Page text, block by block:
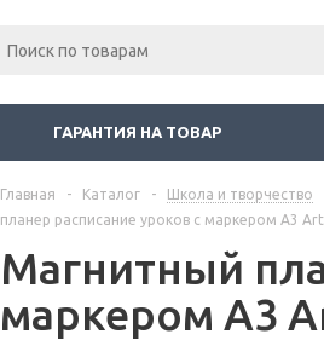
ГАРАНТИЯ НА ТОВАР
Главная - Каталог - Школа и творчество
планер расписание уроков с маркером А3
Магнитный
маркером А3